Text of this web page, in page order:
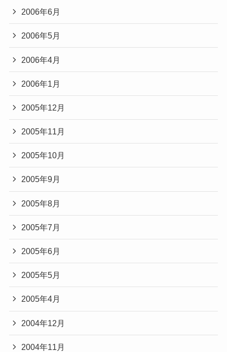
2006年6月
2006年5月
2006年4月
2006年1月
2005年12月
2005年11月
2005年10月
2005年9月
2005年8月
2005年7月
2005年6月
2005年5月
2005年4月
2004年12月
2004年11月